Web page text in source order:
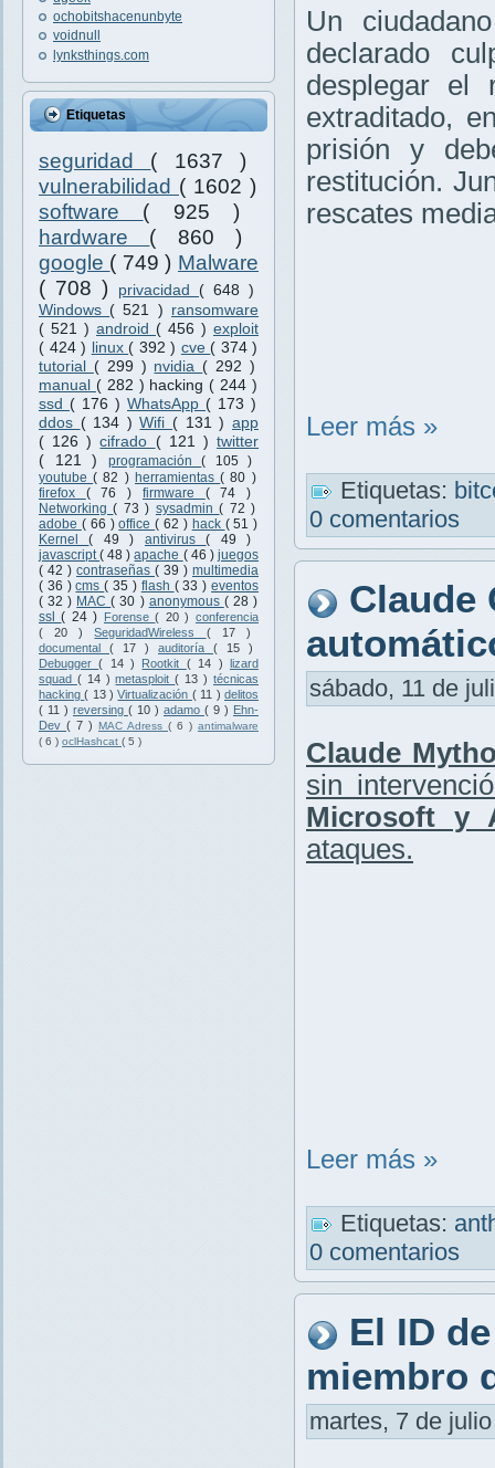
ochobitshacenunbyte
voidnull
lynksthings.com
Etiquetas
seguridad ( 1637 )
vulnerabilidad ( 1602 )
software ( 925 )
hardware ( 860 )
google ( 749 ) Malware
( 708 )
privacidad ( 648 )
Windows ( 521 ) ransomware
( 521 ) android ( 456 ) exploit
( 424 ) linux ( 392 ) cve ( 374 )
tutorial ( 299 ) nvidia ( 292 )
manual ( 282 ) hacking ( 244 )
ssd ( 176 ) WhatsApp ( 173 )
ddos ( 134 )Wifi ( 131 ) app
( 126 )cifrado ( 121 )twitter
( 121 ) programación( 105 )
youtube( 82 ) herramientas( 80 )
firefox ( 76 ) firmware ( 74 )
Networking( 73 ) sysadmin( 72 )
adobe ( 66 )office( 62 ) hack ( 51 )
Kernel( 49 ) antivirus( 49 )
javascript( 48 )apache ( 46 ) juegos
( 42 ) contraseñas ( 39 ) multimedia
( 36 )cms( 35 ) flash ( 33 )eventos
( 32 ) MAC( 30 ) anonymous ( 28 )
ssl( 24 ) Forense( 20 ) conferencia
( 20 )SeguridadWireless ( 17 )
documental ( 17 ) auditoría ( 15 )
Debugger( 14 ) Rootkit ( 14 ) lizard
squad ( 14 )metasploit( 13 ) técnicas
hacking( 13 )Virtualización ( 11 ) delitos
( 11 ) reversing ( 10 ) adamo ( 9 ) Ehn-
Dev ( 7 ) MAC Adress ( 6 ) antimalware
( 6 ) oclHashcat ( 5 )
Un
declarado
desplegar el
extraditado,
prisión y
restitución.
rescates
Leer más »
Etiquetas:
0 comentarios
Claude
sábado, 11 de
Claude
sin
Microsoft y
ataques.
Leer más »
Etiquetas:
0 comentarios
El ID
miembro
martes, 7 de